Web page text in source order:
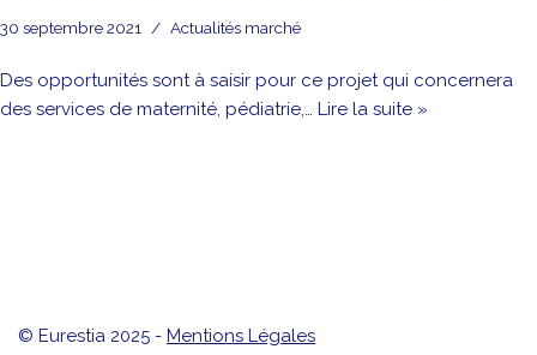
30 septembre 2021 Actualités marché
Des opportunités sont à saisir pour ce projet qui concernera
des services de maternité, pédiatrie,… Lire la suite »
© Eurestia 2025 - Mentions Légales